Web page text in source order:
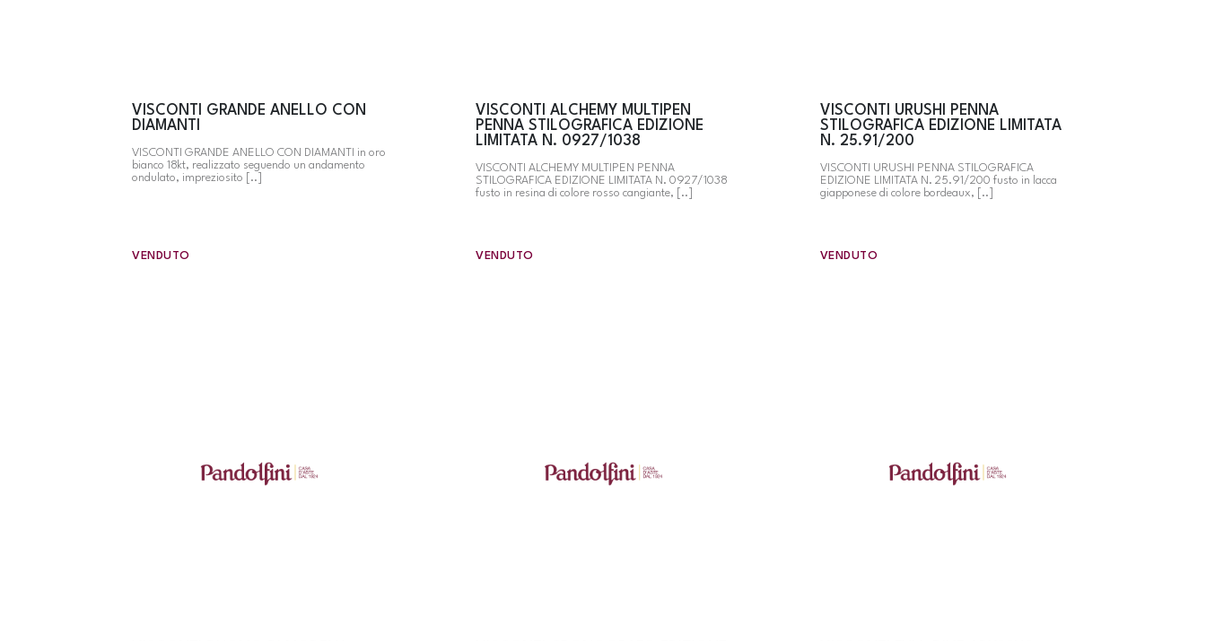
VISCONTI GRANDE ANELLO CON
DIAMANTI
VISCONTI GRANDE ANELLO CON DIAMANTI in oro
bianco 18kt, realizzato seguendo un andamento
ondulato, impreziosito [..]
VENDUTO
VISCONTI ALCHEMY MULTIPEN
PENNA STILOGRAFICA EDIZIONE
LIMITATA N. 0927/1038
VISCONTI ALCHEMY MULTIPEN PENNA
STILOGRAFICA EDIZIONE LIMITATA N. 0927/1038
fusto in resina di colore rosso cangiante, [..]
VENDUTO
VISCONTI URUSHI PENNA
STILOGRAFICA EDIZIONE LIMITATA
N. 25.91/200
VISCONTI URUSHI PENNA STILOGRAFICA
EDIZIONE LIMITATA N. 25.91/200 fusto in lacca
giapponese di colore bordeaux, [..]
VENDUTO